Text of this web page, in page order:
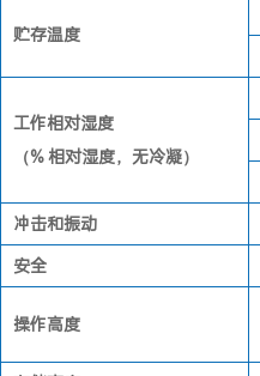
贮存温度
工作相对湿度
（% 相对湿度，无冷凝）
冲击和振动
安全
操作高度